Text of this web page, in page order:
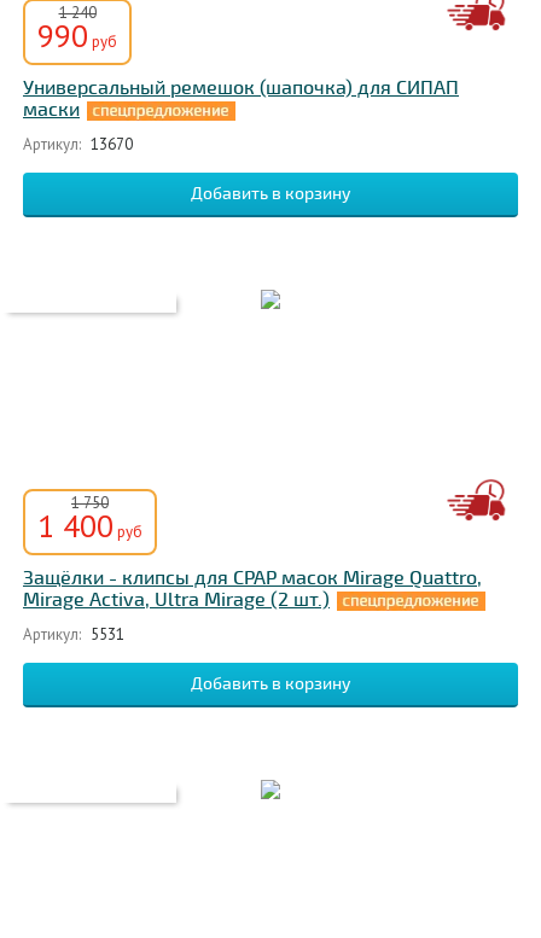
1 240
990 руб
Универсальный ремешок (шапочка) для СИПАП
маски
Артикул: 13670
1 750
1 400 руб
Защёлки - клипсы для CPAP масок Mirage Quattro,
Mirage Activa, Ultra Mirage (2 шт.)
Артикул: 5531